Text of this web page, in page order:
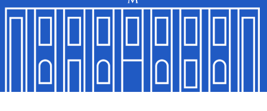
Show/Hide
Show/Hide
Show/Hide